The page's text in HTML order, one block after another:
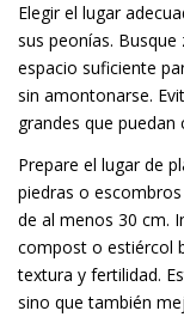
Elegir el lugar
sus peonías.
espacio suficiente
sin amontonarse.
grandes que
Prepare el lugar de
piedras o
de al menos 30 cm.
compost o estiércol
textura y fertilidad.
sino que también